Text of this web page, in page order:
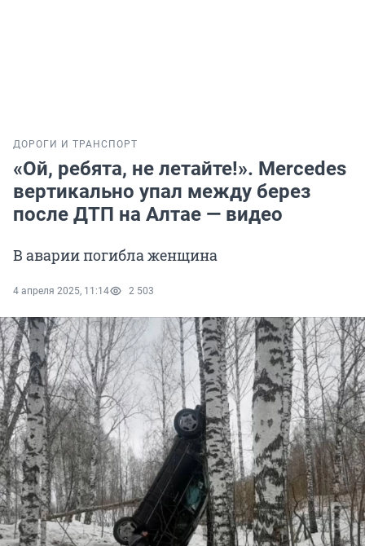
ДОРОГИ И ТРАНСПОРТ
«Ой, ребята, не летайте!». Mercedes
вертикально упал между берез
после ДТП на Алтае — видео
В аварии погибла женщина
4 апреля 2025, 11:14 2 503